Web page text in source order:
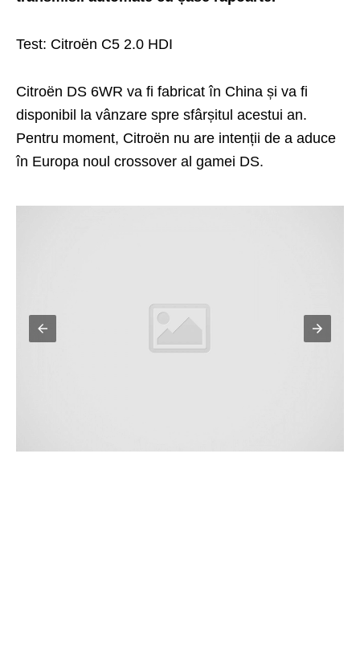
Test: Citroën C5 2.0 HDI
Citroën DS 6WR va fi fabricat în China și va fi
disponibil la vânzare spre sfârșitul acestui an.
Pentru moment, Citroën nu are intenții de a aduce
în Europa noul crossover al gamei DS.